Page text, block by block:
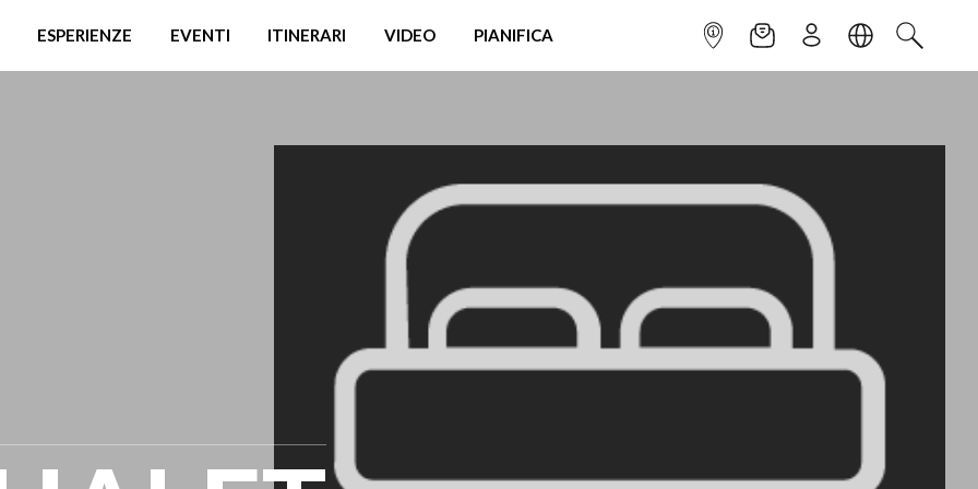
ESPERIENZE EVENTI ITINERARI VIDEO PIANIFICA INFOPOINTNEWSLETTER
ISCRIVITILINGUACERCA